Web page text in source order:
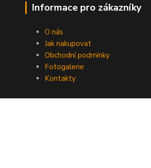
Informace pro zákazníky
O nás
Jak nakupovat
Obchodní podmínky
Fotogalerie
Kontakty